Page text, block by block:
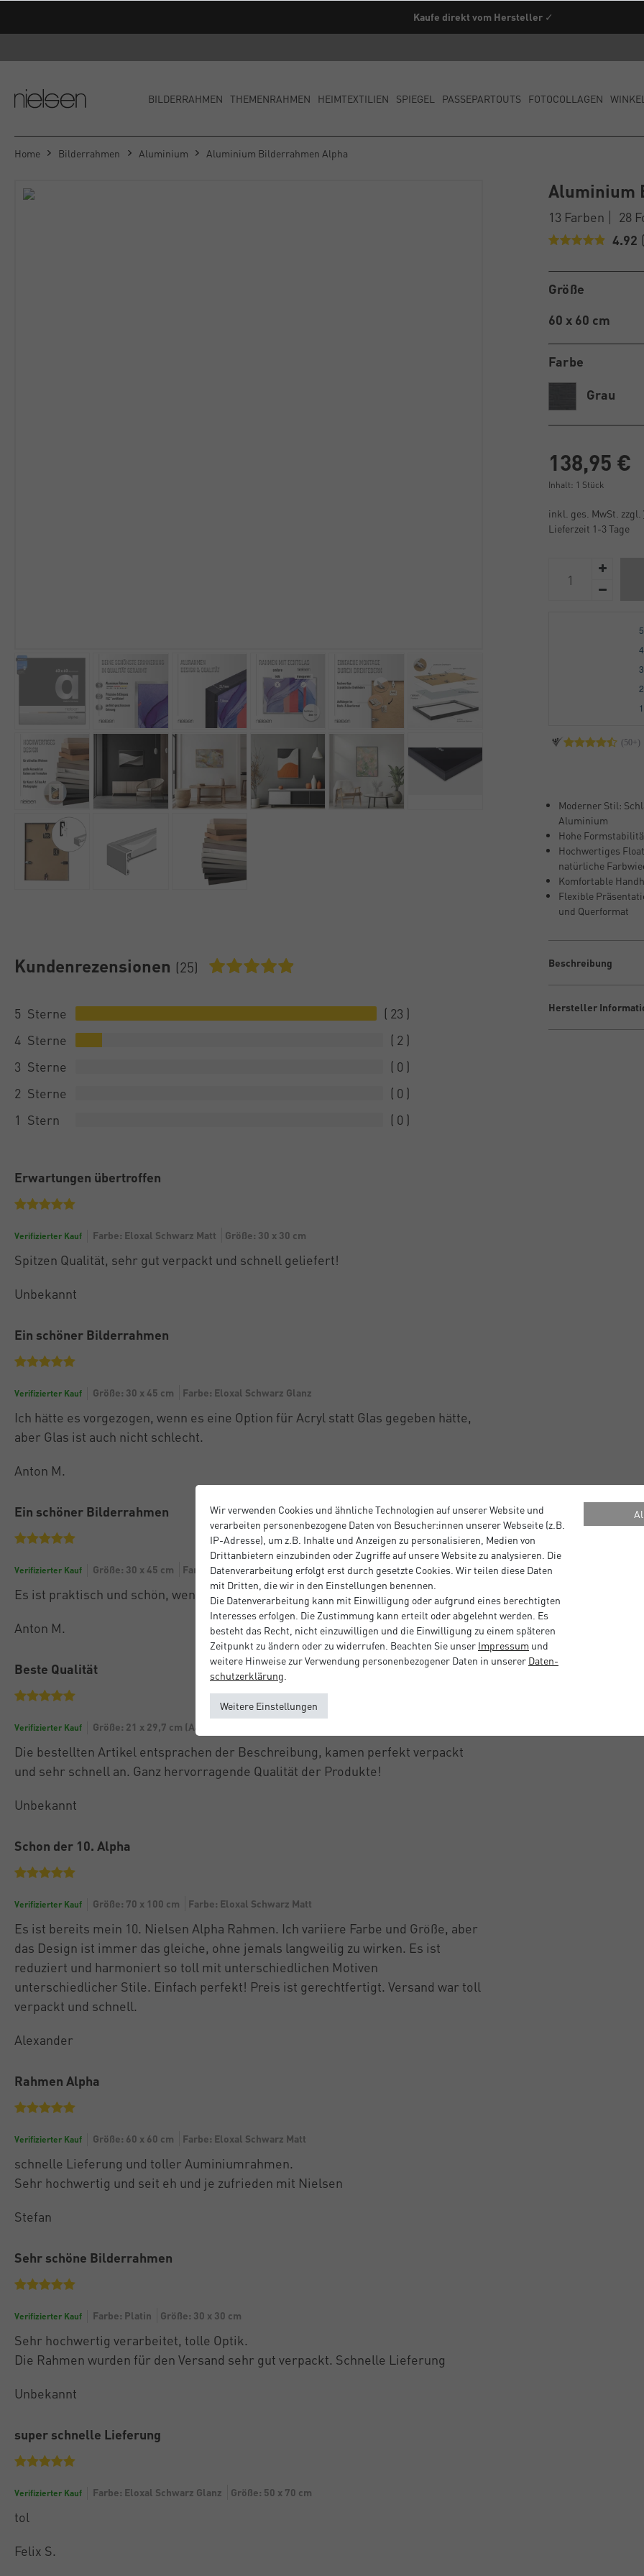
Kaufe direkt vom Hersteller ✓
BILDERRAHMEN THEMENRAHMEN HEIMTEXTILIEN SPIEGEL PASSEPARTOUTS FOTOCOLLAGEN
Home Bilderrahmen Aluminium Aluminium Bilderrahmen Alpha
Kundenrezensionen (25)
5
23
4
2
3
0
2
0
1
0
Erwartungen übertroffen
Verifizierter Kauf Farbe: Eloxal Schwarz Matt Größe: 30 x 30 cm
Spitzen Qualität, sehr gut verpackt und schnell geliefert!
Unbekannt
Ein schöner Bilderrahmen
Verifizierter Kauf Größe: 30 x 45 cm Farbe: Eloxal Schwarz Glanz
Ich hätte es vorgezogen, wenn es eine Option für Acryl statt Glas gegeben hätte,
aber Glas ist auch nicht schlecht.
Anton M.
Ein schöner Bilderrahmen
Verifizierter Kauf Größe: 30 x 45 cm Farbe: Eloxal Schwarz Glanz
Es ist praktisch und schön, wenn auch etwas teuer.
Anton M.
Beste Qualität
Verifizierter Kauf Größe: 21 x 29,7 cm (A4)
Die bestellten Artikel entsprachen der Beschreibung, kamen perfekt verpackt
und sehr schnell an. Ganz hervorragende Qualität der Produkte!
Unbekannt
Schon der 10. Alpha
Verifizierter Kauf Größe: 70 x 100 cm Farbe: Eloxal Schwarz Matt
Es ist bereits mein 10. Nielsen Alpha Rahmen. Ich variiere Farbe und Größe, aber
das Design ist immer das gleiche, ohne jemals langweilig zu wirken. Es ist
reduziert und harmoniert so toll mit unterschiedlichen Motiven
unterschiedlicher Stile. Einfach perfekt! Preis ist gerechtfertigt. Versand war toll
verpackt und schnell.
Alexander
Rahmen Alpha
Verifizierter Kauf Größe: 60 x 60 cm Farbe: Eloxal Schwarz Matt
schnelle Lieferung und toller Auminiumrahmen.
Sehr hochwertig und seit eh und je zufrieden mit Nielsen
Stefan
Sehr schöne Bilderrahmen
Verifizierter Kauf Farbe: Platin Größe: 30 x 30 cm
Sehr hochwertig verarbeitet, tolle Optik.
Die Rahmen wurden für den Versand sehr gut verpackt. Schnelle Lieferung
Unbekannt
super schnelle Lieferung
Verifizierter Kauf Farbe: Eloxal Schwarz Glanz Größe: 50 x 70 cm
tol
Felix S.
Aluminium
13 Farben
28
4.92
Größe
60 x 60 cm
Farbe
Grau
138,95 €
Inhalt: 1 Stück
inkl. ges. MwSt. zzgl.
Lieferzeit 1-3 Tage
Moderner Stil:
Aluminium
Hohe
Hochwertiges
natürliche
Komfortable
Flexible
und Querformat
Beschreibung
Hersteller
Wir verwenden Cookies und ähnliche Technologien auf unserer Website und
verarbeiten personenbezogene Daten von Besucher:innen unserer Webseite (z.B.
IP-Adresse), um z.B. Inhalte und Anzeigen zu personalisieren, Medien von
Drittanbietern einzubinden oder Zugriffe auf unsere Website zu analysieren. Die
Datenverarbeitung erfolgt erst durch gesetzte Cookies. Wir teilen diese Daten
mit Dritten, die wir in den Einstellungen benennen.
Die Datenverarbeitung kann mit Einwilligung oder aufgrund eines berechtigten
Interesses erfolgen. Die Zustimmung kann erteilt oder abgelehnt werden. Es
besteht das Recht, nicht einzuwilligen und die Einwilligung zu einem späteren
Zeitpunkt zu ändern oder zu widerrufen. Beachten Sie unser Impressum und
weitere Hinweise zur Verwendung personenbezogener Daten in unserer Daten­
schutz­erklärung
Weitere Einstellungen